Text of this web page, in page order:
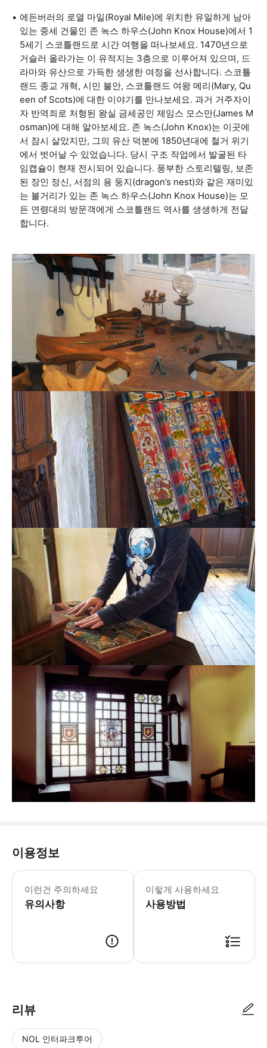
에든버러의 로열 마일(Royal Mile)에 위치한 유일하게 남아
있는 중세 건물인 존 녹스 하우스(John Knox House)에서 1
5세기 스코틀랜드로 시간 여행을 떠나보세요. 1470년으로
거슬러 올라가는 이 유적지는 3층으로 이루어져 있으며, 드
라마와 유산으로 가득한 생생한 여정을 선사합니다. 스코틀
랜드 종교 개혁, 시민 불안, 스코틀랜드 여왕 메리(Mary, Qu
een of Scots)에 대한 이야기를 만나보세요. 과거 거주자이
자 반역죄로 처형된 왕실 금세공인 제임스 모스만(James M
osman)에 대해 알아보세요. 존 녹스(John Knox)는 이곳에
서 잠시 살았지만, 그의 유산 덕분에 1850년대에 철거 위기
에서 벗어날 수 있었습니다. 당시 구조 작업에서 발굴된 타
임캡슐이 현재 전시되어 있습니다. 풍부한 스토리텔링, 보존
된 장인 정신, 서점의 용 둥지(dragon’s nest)와 같은 재미있
는 볼거리가 있는 존 녹스 하우스(John Knox House)는 모
든 연령대의 방문객에게 스코틀랜드 역사를 생생하게 전달
합니다.
이용정보
이런건 주의하세요
유의사항
존 녹스 하우스 월요일-일요일:
* 에든버러에서 가장 오래된 중세 가
이렇게 사용하세요
사용방법
리뷰
NOL 인터파크투어